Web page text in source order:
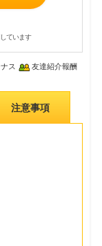
ています
ス 友達紹介報酬
注意事項